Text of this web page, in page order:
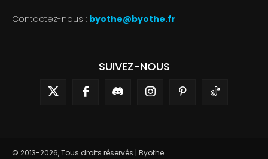
Contactez-nous : byothe@byothe.fr
SUIVEZ-NOUS
© 2013-2026, Tous droits réservés | Byothe